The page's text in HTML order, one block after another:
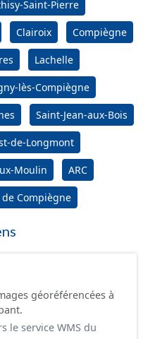
Saint-Pierre
Clairoix Compiègne
Lachelle
lès-Compiègne
Saint-Jean-aux-Bois
de-Longmont
Moulin ARC
Compiègne
géoréférencées à
le service WMS du